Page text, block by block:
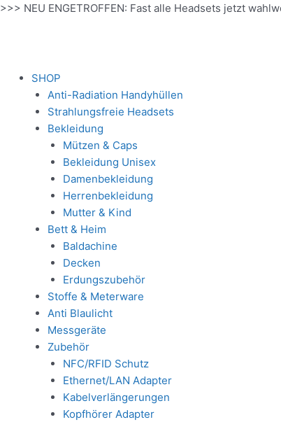
Zum
>>> NEU ENGETROFFEN: Fast alle Headsets jetzt
SHOP
Anti-Radiation Handyhüllen
Strahlungsfreie Headsets
Bekleidung
Mützen & Caps
Bekleidung Unisex
Damenbekleidung
Herrenbekleidung
Mutter & Kind
Bett & Heim
Baldachine
Decken
Erdungszubehör
Stoffe & Meterware
Anti Blaulicht
Messgeräte
Zubehör
NFC/RFID Schutz
Ethernet/LAN Adapter
Kabelverlängerungen
Kopfhörer Adapter